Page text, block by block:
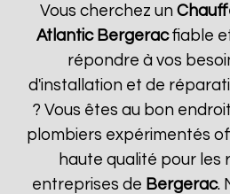
Vous cherchez un
Atlantic Bergeracfiable
répondre à vos
d'installation et de
? Vous êtes au bon
plombiers expérimentés
haute qualité pour les
entreprises de Bergerac.